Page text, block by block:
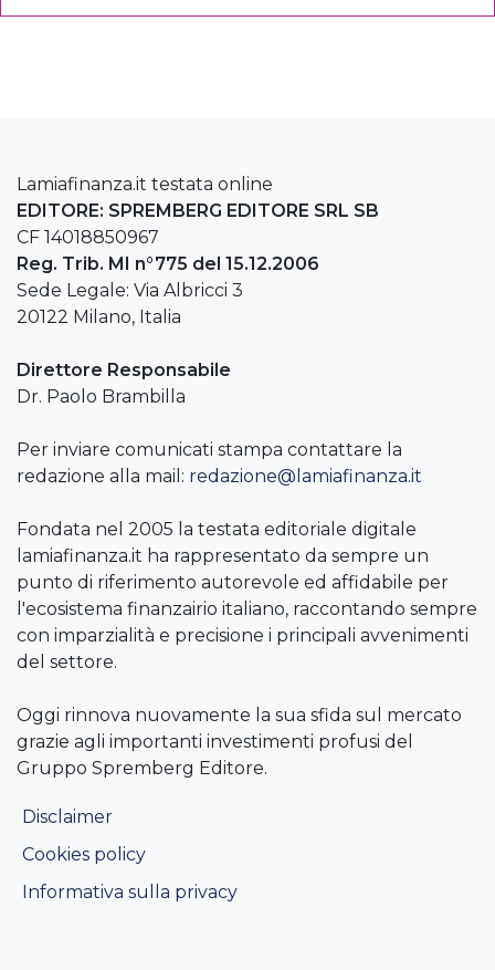
Lamiafinanza.it testata online
EDITORE: SPREMBERG EDITORE SRL SB
CF 14018850967
Reg. Trib. MI n°775 del 15.12.2006
Sede Legale: Via Albricci 3
20122 Milano, Italia
Direttore Responsabile
Dr. Paolo Brambilla
Per inviare comunicati stampa contattare la
redazione alla mail: redazione@lamiafinanza.it
Fondata nel 2005 la testata editoriale digitale
lamiafinanza.it ha rappresentato da sempre un
punto di riferimento autorevole ed affidabile per
l'ecosistema finanzairio italiano, raccontando sempre
con imparzialità e precisione i principali avvenimenti
del settore.
Oggi rinnova nuovamente la sua sfida sul mercato
grazie agli importanti investimenti profusi del
Gruppo Spremberg Editore.
Disclaimer
Cookies policy
Informativa sulla privacy